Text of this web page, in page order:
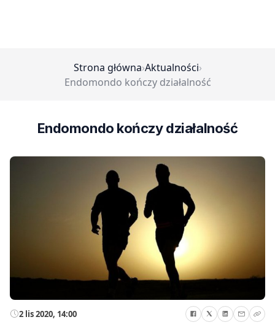
Strona główna›Aktualności›
Endomondo kończy działalność
Endomondo kończy działalność
2 lis 2020, 14:00